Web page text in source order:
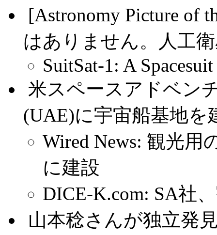
[Astronomy Picture of
はありません。人工
SuitSat-1: A
米スペースアドベン
(UAE)に宇宙船基地を
Wired News: 観光
に建設
DICE-K.com: SA社
山本稔さんが独立発